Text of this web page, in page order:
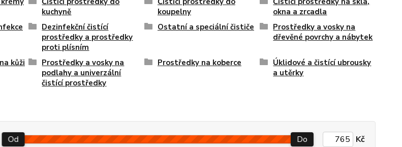
kuchyně
koupelny
okna a zrcadla
Dezinfekční čistící
prostředky a prostředky
proti plísním
Ostatní a speciální čističe
Prostředky a vosky na
dřevěné povrchy a nábytek
kůži
Prostředky a vosky na
podlahy a univerzální
čistící prostředky
Prostředky na koberce
Úklidové a čistící ubrousky
a utěrky
Od Do Kč